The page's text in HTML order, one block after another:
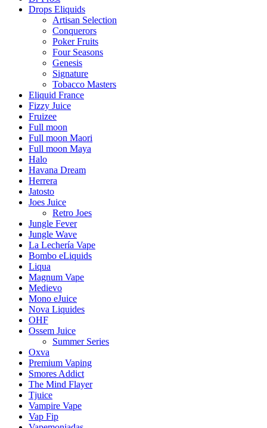
Drops Eliquids
Artisan Selection
Conquerors
Poker Fruits
Four Seasons
Genesis
Signature
Tobacco Masters
Eliquid France
Fizzy Juice
Fruizee
Full moon
Full moon Maori
Full moon Maya
Halo
Havana Dream
Herrera
Jatosto
Joes Juice
Retro Joes
Jungle Fever
Jungle Wave
La Lechería Vape
Bombo eLiquids
Liqua
Magnum Vape
Medievo
Mono eJuice
Nova Liquides
OHF
Ossem Juice
Summer Series
Oxva
Premium Vaping
Smores Addict
The Mind Flayer
Tjuice
Vampire Vape
Vap Fip